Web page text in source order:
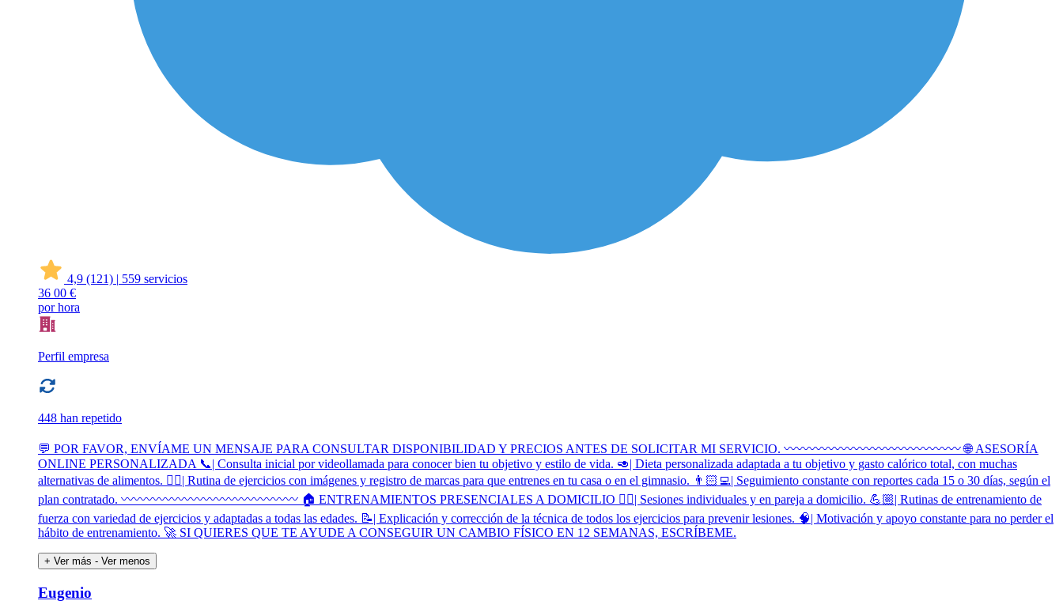
4,9 (121) | 559 servicios
36 00 €
por hora
Perfil empresa
448 han repetido
💬 POR FAVOR, ENVÍAME UN MENSAJE PARA CONSULTAR DISPONIBILIDAD Y PRECIOS ANTES DE SOLICITAR MI SERVICIO. 〰️〰️〰️〰️〰️〰️〰️〰️〰️〰️〰️〰️〰️〰️ 🌐 ASESORÍA
ONLINE PERSONALIZADA 📞| Consulta inicial por videollamada para conocer bien tu objetivo y estilo de vida. 🥑| Dieta personalizada adaptada a tu objetivo y gasto calórico total, con muchas
alternativas de alimentos. 🏋🏻| Rutina de ejercicios con imágenes y registro de marcas para que entrenes en tu casa o en el gimnasio. 👨🏻‍💻| Seguimiento constante con reportes cada 15 o 30 días, según el
plan contratado. 〰️〰️〰️〰️〰️〰️〰️〰️〰️〰️〰️〰️〰️〰️ 🏠 ENTRENAMIENTOS PRESENCIALES A DOMICILIO 🏋🏻| Sesiones individuales y en pareja a domicilio. 💪🏼| Rutinas de entrenamiento de
fuerza con variedad de ejercicios y adaptadas a todas las edades. 📝| Explicación y corrección de la técnica de todos los ejercicios para prevenir lesiones. 🧠| Motivación y apoyo constante para no perder el
hábito de entrenamiento. 🚀 SI QUIERES QUE TE AYUDE A CONSEGUIR UN CAMBIO FÍSICO EN 12 SEMANAS, ESCRÍBEME.
+ Ver más - Ver menos
Eugenio